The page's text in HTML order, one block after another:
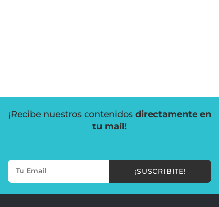
¡Recibe nuestros contenidos directamente en
tu mail!
¡SUSCRIBITE!